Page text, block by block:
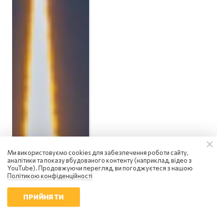
Ми використовуємо cookies для забезпечення роботи сайту,
аналітики та показу вбудованого контенту (наприклад, відео з
YouTube). Продовжуючи перегляд, ви погоджуєтеся з нашою
Політикою конфіденційності
ПРИЙНЯТИ